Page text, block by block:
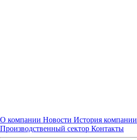
О компании Новости История компании
Производственный сектор Контакты